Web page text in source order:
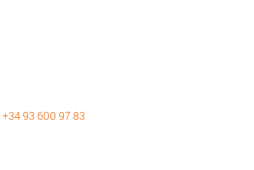
+34 93 600 97 83